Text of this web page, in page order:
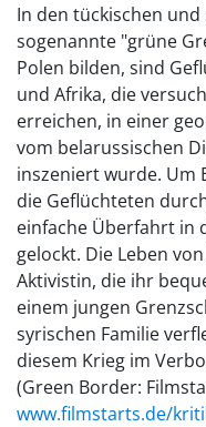
In den tückischen
sogenannte "grüne
Polen bilden, sind
und Afrika, die
erreichen, in einer
vom belarussischen
inszeniert wurde. Um
die Geflüchteten
einfache Überfahrt in
gelockt. Die Leben
Aktivistin, die ihr
einem jungen
syrischen Familie
diesem Krieg im
(Green Border:
www.filmstarts.de/